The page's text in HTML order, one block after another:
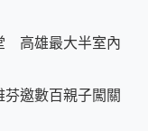
高雄最大半室內
邀數百親子闖關